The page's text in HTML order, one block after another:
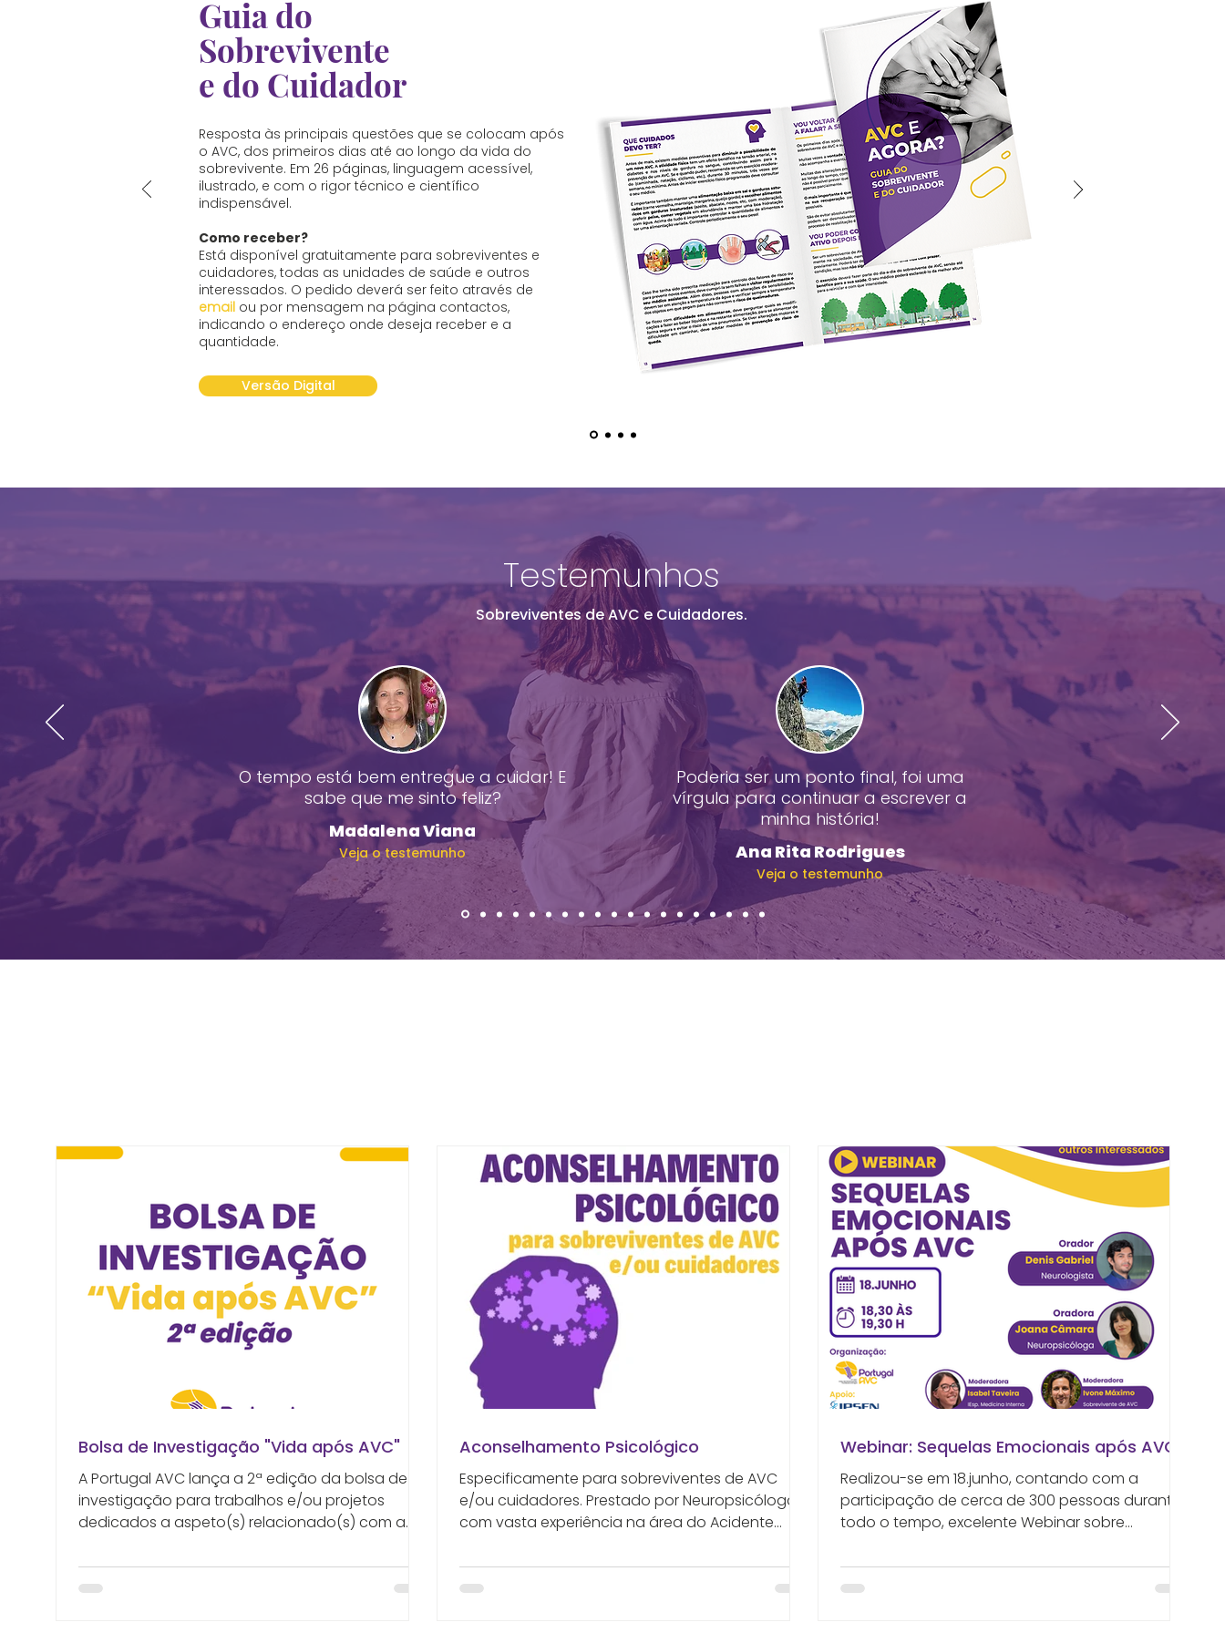
Guia do
Sobrevivente
e do Cuidador
Resposta às principais questões que se colocam após
o AVC, dos primeiros dias até ao longo da vida do
sobrevivente. Em 26 páginas, linguagem acessível,
ilustrado, e com o rigor técnico e científico
indispensável.
Como receber?
Está disponível gratuitamente para sobreviventes e
cuidadores, todas as unidades de saúde e outros
interessados. O pedido deverá ser feito através de
email ou por mensagem na página contactos,
indicando o endereço onde deseja receber e a
quantidade.
Versão Digital
Testemunhos
Sobreviventes de AVC e Cuidadores.
O tempo está bem entregue a cuidar! E
sabe que me sinto feliz?
Madalena Viana
Veja o testemunho
Poderia ser um ponto final, foi uma
vírgula para continuar a escrever a
minha história!
Ana Rita Rodrigues
Veja o testemunho
Bolsa de Investigação "Vida após AVC"
A Portugal AVC lança a 2ª edição da bolsa de
investigação para trabalhos e/ou projetos
dedicados a aspeto(s) relacionado(s) com a
montante de 5.000 euros. As candidaturas
deverão ser apresentadas até 20 de outubro de
Aconselhamento Psicológico
Especificamente para sobreviventes de AVC
e/ou cuidadores. Prestado por Neuropsicólogas
com vasta experiência na área do Acidente
distância” (com acesso aos diversos meios de
comunicação), também para que a localização
Webinar: Sequelas Emocionais após AVC
Realizou-se em 18.junho, contando com a
participação de cerca de 300 pessoas durante
todo o tempo, excelente Webinar sobre
de AVC, familliares, cuidadores, profissionais e
outros pessoas interessadas, foram unânimes